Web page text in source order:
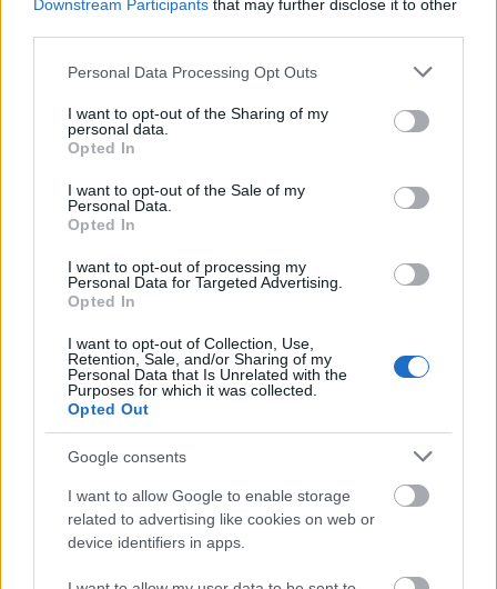
Downstream Participants that may further disclose it to other
Please note that this website/app uses one or more Google
not limited to your visit or usage behaviour. You may click to
grant or deny consent to Google and its third-party tags to
use your data for below specified purposes in below Google
consent section.
Personal Data Processing Opt Outs
I want to opt-out of the Sharing of my
personal data.
Opted In
I want to opt-out of the Sale of my
Personal Data.
Opted In
I want to opt-out of processing my
Personal Data for Targeted Advertising.
Opted In
I want to opt-out of Collection, Use,
Retention, Sale, and/or Sharing of my
Personal Data that Is Unrelated with the
Purposes for which it was collected.
Opted Out
Google consents
I want to allow Google to enable storage
related to advertising like cookies on web or
device identifiers in apps.
2.600.000, 59 puntos) → Torino
El Betis va a aligerar su delantera en las próximas horas.
Según indica
el traspaso del paraguayo Antonio Sanabria al Torino por 7
millones de euros y otros 3 en función de objetivos.
Sanabria había disputado hasta la fecha 16 partidos de Liga
con el Betis (10 como titular) en los que anotó 3 goles y
sumó 59 puntos Comunio. Su salida deja a Borja Iglesias,
Loren Morón y Juanmi como los delanteros con los que
tendrá que tirar Pellegrini en Liga y Copa.
Kenan Kodro (Athletic, delantero, 570.000,
15 puntos) → Valladolid
El Real Valladolid sigue peinando el mercado en busca de
delantero para suplir la baja de larga duración de Marcos
André. Tras descartar la opción de traer de vuelta a Sekou
Gassama, cedido en el Fuenlabrada y actualmente